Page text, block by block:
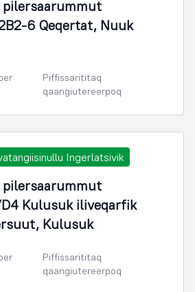
6 Qeqertat, Nuuk
Piffissarititaq
qaangiutereerpoq
Ingerlatsivik
Kulusuk iliveqarfik
Kulusuk
Piffissarititaq
qaangiutereerpoq